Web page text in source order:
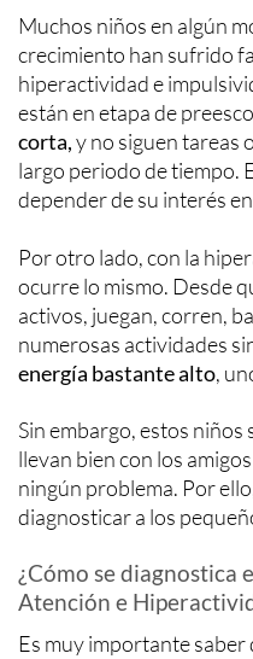
Muchos niños en algún
crecimiento han sufrido
hiperactividad e
están en etapa de
corta,y no siguen tareas
largo periodo de tiempo.
depender de su interés
Por otro lado, con la
ocurre lo mismo. Desde
activos, juegan, corren,
numerosas actividades
energía bastante alto,
Sin embargo, estos niños
llevan bien con los
ningún problema. Por
diagnosticar a los
¿Cómo se diagnostica
Atención e
Es muy importante saber